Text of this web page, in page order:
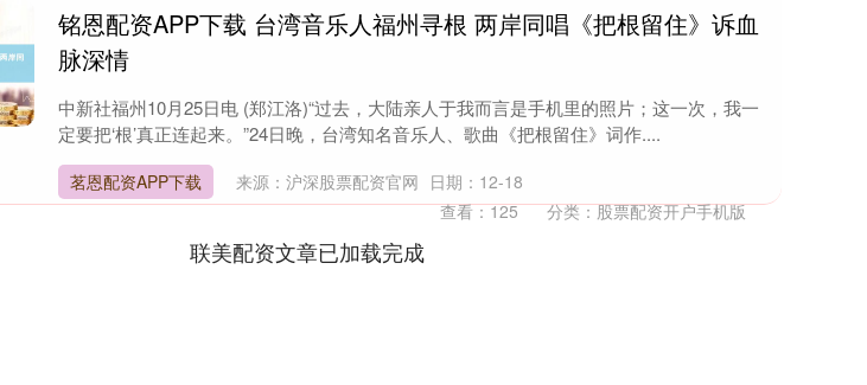
铭恩配资APP下载 台湾音乐人福州寻根 两岸同唱《把根留住》诉血
脉深情
中新社福州10月25日电 (郑江洛)“过去，大陆亲人于我而言是手机里的照片；这一次，我一
定要把‘根’真正连起来。”24日晚，台湾知名音乐人、歌曲《把根留住》词作....
茗恩配资APP下载 来源：沪深股票配资官网 日期：12-18
查看：125 分类：股票配资开户手机版
联美配资文章已加载完成